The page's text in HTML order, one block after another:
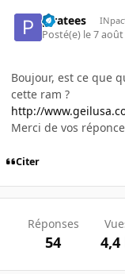
piratees
Posté(e) le 7
Boujour, est ce que
cette ram ?
http://
Merci de vos réponce
Citer
Réponses
54 4,4